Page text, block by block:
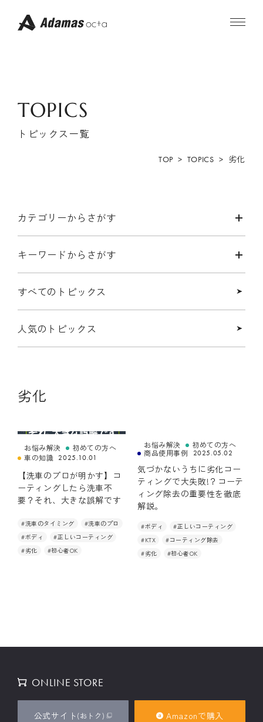
公式サイト (おトク)
SDGs
PRODUCT
お悩みからさがす
洗車用品からさがす
TOPICS
(FOR BUSINESS)
TOPICS
トピックス一覧
TOP TOPICS 劣化
カテゴリーからさがす
キーワードからさがす
すべてのトピックス
人気のトピックス
劣化
お悩み解決
初めての方へ
車の知識 2025.10.01
【洗車のプロが明かす】コ
ーティングしたら洗車不
要？それ、大きな誤解です
#洗車のタイミング
#洗車のプロ
#ボディ
#正しいコーティング
#劣化
#初心者OK
お悩み解決
初めての方へ
商品使用事例
2025.05.02
気づかないうちに劣化コー
ティングで大失敗!？コーテ
ィング除去の重要性を徹底
解説。
#ボディ
#正しいコーティング
#KTX
#コーティング除去
#劣化
#初心者OK
ONLINE STORE
公式サイト(おトク) Amazonで購入